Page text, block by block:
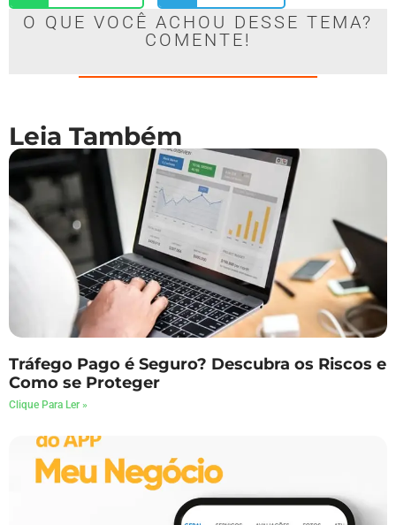
O QUE VOCÊ ACHOU DESSE TEMA?
COMENTE!
Tráfego Pago é Seguro? Descubra os Riscos e
Como se Proteger
Clique Para Ler »
Leia Também